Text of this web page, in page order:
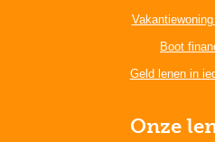
Boot
Geld lenen in
Onze